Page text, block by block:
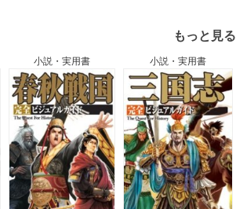
もっと見る
小説・実用書 小説・実用書